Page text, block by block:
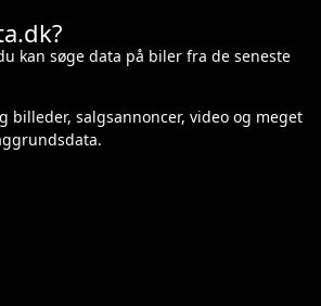
kan søge data på biler fra de seneste
billeder, salgsannoncer, video og meget